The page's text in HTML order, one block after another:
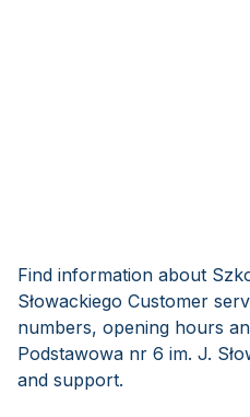
Find information about
Słowackiego Customer
numbers, opening hours
Podstawowa nr 6 im. J.
and support.